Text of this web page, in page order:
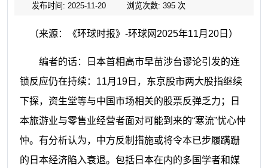
发布时间: 2025-11-20 浏览次数: 395次
（来源：《环球时报》-环球网2025年11月20日）
编者的话：日本首相高市早苗涉台谬论引发的连
锁反应仍在持续：11月19日，东京股市两大股指继续
下探，资生堂等与中国市场相关的股票反弹乏力；日
本旅游业与零售业经营者面对可能到来的“寒流”忧心忡
忡。有分析认为，中方反制措施或将令本已步履蹒跚
的日本经济陷入衰退。包括日本在内的多国学者和媒